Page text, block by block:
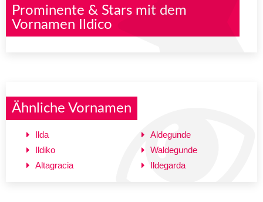
Prominente & Stars mit dem
Vornamen Ildico
Ähnliche Vornamen
Ilda
Ildiko
Altagracia
Aldegunde
Waldegunde
Ildegarda